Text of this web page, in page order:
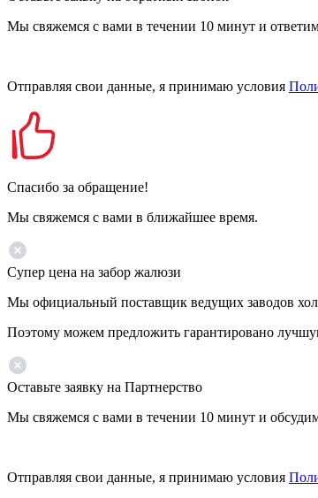
Мы свяжемся с вами в течении 10 минут и
Отправляя свои данные, я принимаю условия
Спасибо за обращение!
Мы свяжемся с вами в ближайшее время.
Супер цена на забор жалюзи
Мы официальный поставщик ведущих заводов
Поэтому можем предложить гарантировано
Оставьте заявку на Партнерство
Мы свяжемся с вами в течении 10 минут и обсудим
Отправляя свои данные, я принимаю условия